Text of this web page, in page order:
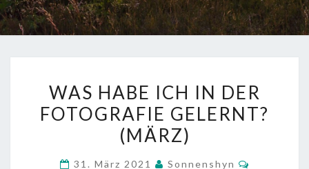
HABE
ICH
IN
WAS HABE ICH IN DER
FOTOGRAFIE GELERNT?
(MÄRZ)
31. März 2021 Sonnenshyn